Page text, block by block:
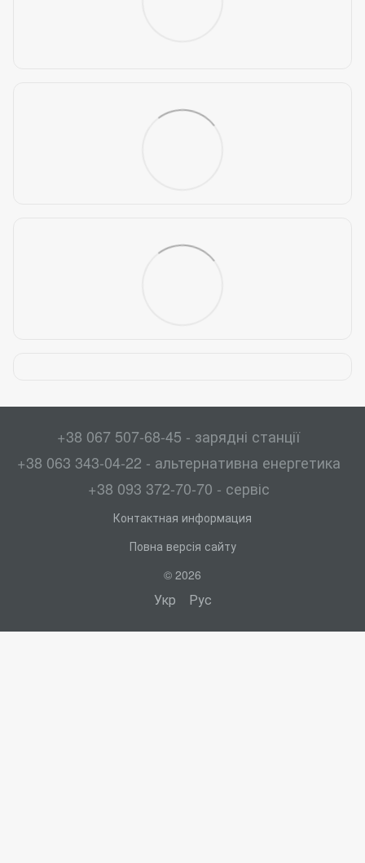
+38 067 507-68-45 - зарядні станції
+38 063 343-04-22 - альтернативна енергетика
+38 093 372-70-70 - сервіс
Контактная информация
Повна версія сайту
© 2026
Укр Рус